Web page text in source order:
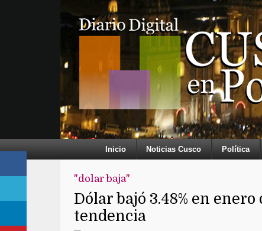
Inicio Noticias Cusco Política
"dolar baja"
Dólar bajó 3.48% en
tendencia